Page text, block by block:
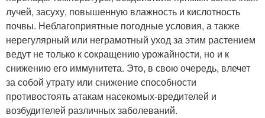
лучей, засуху, повышенную влажность и кислотность
почвы. Неблагоприятные погодные условия, а также
нерегулярный или неграмотный уход за этим растением
ведут не только к сокращению урожайности, но и к
снижению его иммунитета. Это, в свою очередь, влечет
за собой утрату или снижение способности
противостоять атакам насекомых-вредителей и
возбудителей различных заболеваний.